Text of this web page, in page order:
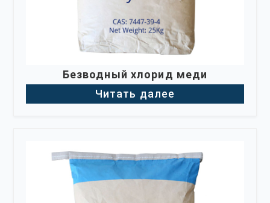
Безводный хлорид меди
Читать далее